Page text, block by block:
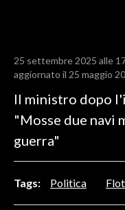
RISULTATI E CLASSIFICHE
CALCIO REGIONALE
BASKET
VOLLEY
TENNIS
25 settembre 2025 alle
aggiornato il 25 maggio
Il ministro dopo
"Mosse due navi
guerra"
Tags: Politica